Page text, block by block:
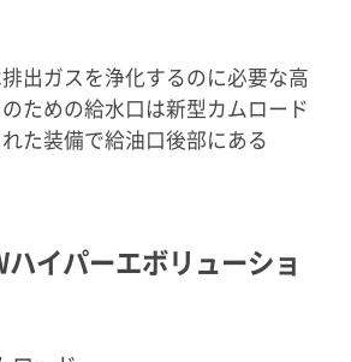
出ガスを浄化するのに必要な高
ための給水口は新型カムロード
た装備で給油口後部にある
イパーエボリューショ